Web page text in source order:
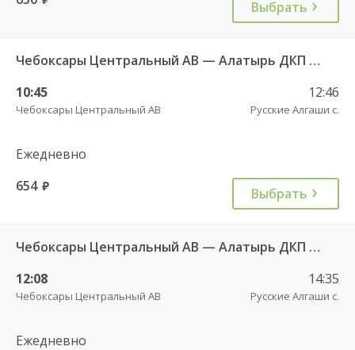
Выбрать
Чебоксары Центральный АВ — Алатырь ДКП ч/з Шумерля г. ДКП 535
10:45
Чебоксары Центральный АВ
12:46
Русские Алгаши с.
Ежедневно
654 руб. Выбрать
Чебоксары Центральный АВ — Алатырь ДКП ч/з Шумерля г. ДКП 535
12:08
Чебоксары Центральный АВ
14:35
Русские Алгаши с.
Ежедневно